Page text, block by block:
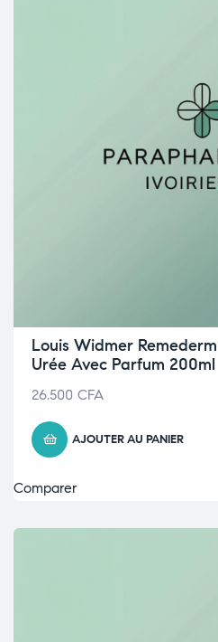
Louis Widmer
Urée Avec Parfum 200ml
26.500 CFA
AJOUTER AU PANIER
Comparer